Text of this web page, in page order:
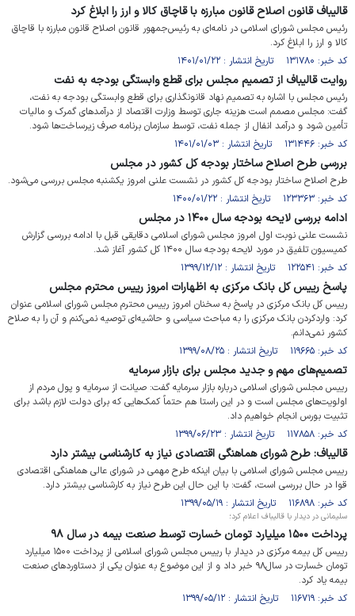
قالیباف قانون اصلاح قانون مبارزه با قاچاق کالا و ارز را ابلاغ کرد
رئیس مجلس شورای اسلامی در نامه‌ای به رئیس‌‎جمهور قانون اصلاح قانون مبارزه با قاچاق
کالا و ارز را ابلاغ کرد.
کد خبر: ۱۳۱۷۸۰ تاریخ انتشار : ۱۴۰۱/۰۱/۲۲
روایت قالیباف از تصمیم مجلس برای قطع وابستگی بودجه به نفت
رئیس مجلس با اشاره به تصمیم نهاد قانونگذاری برای قطع وابستگی بودجه به نفت،‌
گفت: مجلس مصمم است هزینه جاری توسط وزارت اقتصاد از درآمدهای گمرک و مالیات
تأمین شود و درآمد انفال از جمله نفت، توسط سازمان برنامه صرف زیرساخت‌ها شود.
کد خبر: ۱۳۱۴۴۶ تاریخ انتشار : ۱۴۰۱/۰۱/۰۳
بررسی طرح اصلاح ساختار بودجه کل کشور در مجلس
طرح اصلاح ساختار بودجه کل کشور در نشست علنی امروز یکشنبه مجلس بررسی می‌شود.
کد خبر: ۱۲۳۳۶۳ تاریخ انتشار : ۱۴۰۰/۰۱/۲۲
ادامه بررسی لایحه بودجه سال ۱۴۰۰ در مجلس
نشست علنی نوبت اول امروز مجلس شورای اسلامی دقایقی قبل با ادامه بررسی گزارش
کمیسیون تلفیق در مورد لایحه بودجه سال ۱۴۰۰ کل کشور آغاز شد.
کد خبر: ۱۲۲۵۴۱ تاریخ انتشار : ۱۳۹۹/۱۲/۱۲
پاسخ رییس کل بانک مرکزی به اظهارات امروز رییس محترم مجلس
رییس کل بانک مرکزی در پاسخ به سخنان امروز رییس محترم مجلس شورای اسلامی عنوان
کرد: واردکردن بانک مرکزی را به مباحث سیاسی و حاشیه‌ای توصیه نمی‌کنم و آن را به صلاح
کشور نمی‌دانم.
کد خبر: ۱۱۹۶۶۵ تاریخ انتشار : ۱۳۹۹/۰۸/۲۵
تصمیم‌های مهم و جدید مجلس برای بازار سرمایه
رییس مجلس شورای اسلامی درباره بازار سرمایه گفت: صیانت از سرمایه و پول مردم از
اولویت‌های مجلس است و در این راستا هم حتماً کمک‌هایی که برای دولت لازم باشد برای
تثبیت بورس انجام خواهیم داد.
کد خبر: ۱۱۷۸۵۸ تاریخ انتشار : ۱۳۹۹/۰۶/۲۳
قالیباف: طرح شورای هماهنگی اقتصادی نیاز به کارشناسی بیشتر دارد
رییس مجلس شورای اسلامی با بیان اینکه طرح مهمی در شورای عالی هماهنگی اقتصادی
قوا در حال بررسی است، گفت: با این حال این طرح نیاز به کارشناسی بیشتر دارد.
کد خبر: ۱۱۶۸۹۸ تاریخ انتشار : ۱۳۹۹/۰۵/۱۹
سلیمانی در دیدار با قالیباف اعلام کرد؛
پرداخت ۱۵۰۰ میلیارد تومان خسارت توسط صنعت بیمه در سال ۹۸
رییس کل بیمه مرکزی در دیدار با رییس مجلس شورای اسلامی از پرداخت ۱۵۰۰ میلیارد
تومان خسارت در سال۹۸ خبر داد و از این موضوع به عنوان یکی از دستاوردهای صنعت
بیمه یاد کرد.
کد خبر: ۱۱۶۷۱۹ تاریخ انتشار : ۱۳۹۹/۰۵/۱۲